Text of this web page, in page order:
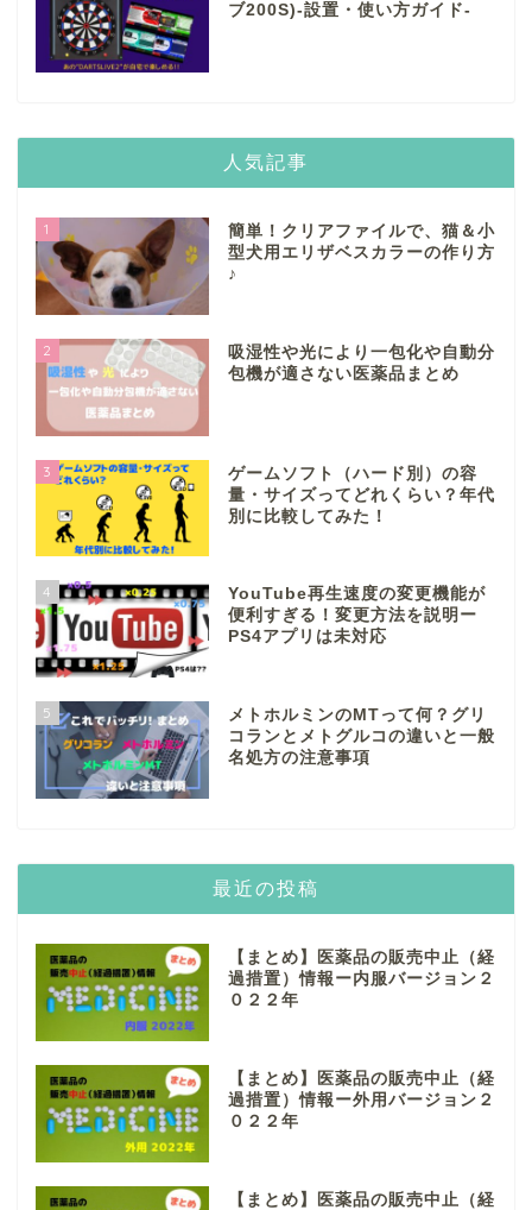
ブ200S)-設置・使い方ガイド-
人気記事
1
簡単！クリアファイルで、猫＆小
型犬用エリザベスカラーの作り方
♪
2
吸湿性や光により一包化や自動分
包機が適さない医薬品まとめ
3
ゲームソフト（ハード別）の容
量・サイズってどれくらい？年代
別に比較してみた！
4
YouTube再生速度の変更機能が
便利すぎる！変更方法を説明ー
PS4アプリは未対応
5
メトホルミンのMTって何？グリ
コランとメトグルコの違いと一般
名処方の注意事項
最近の投稿
【まとめ】医薬品の販売中止（経
過措置）情報ー内服バージョン２
０２２年
【まとめ】医薬品の販売中止（経
過措置）情報ー外用バージョン２
０２２年
【まとめ】医薬品の販売中止（経